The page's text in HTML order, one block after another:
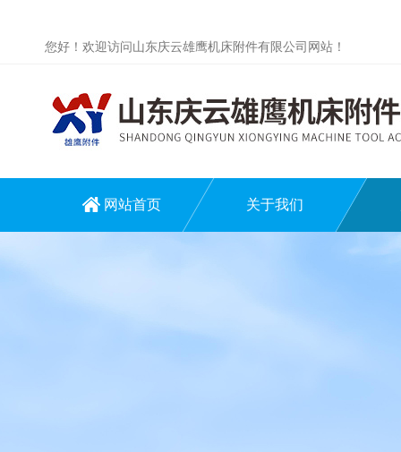
您好！欢迎访问山东庆云雄鹰机床附件有限公司网站！
网站首页 关于我们